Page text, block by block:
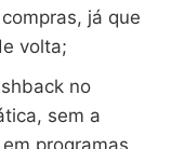
já que
volta;
no
sem a
programas